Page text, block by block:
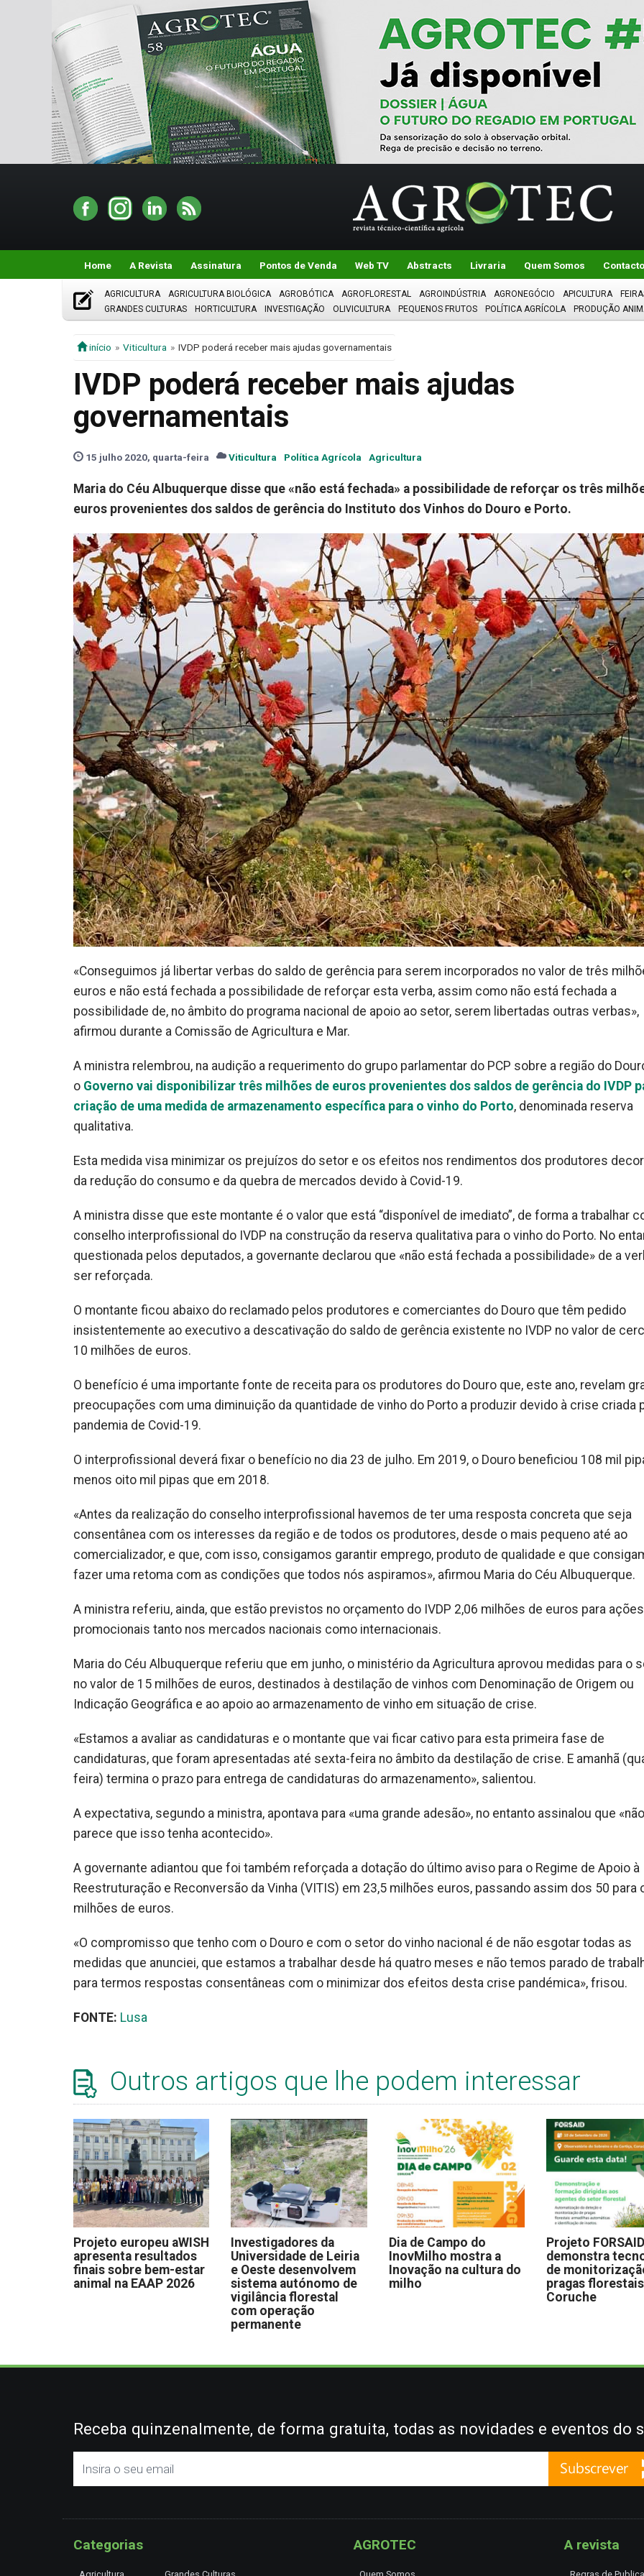
Home A Revista Assinatura Pontos de Venda Web TV Abstracts Livraria Quem Somos
AGRICULTURA AGRICULTURA BIOLÓGICA AGROBÓTICA AGROFLORESTAL AGROINDÚSTRIA AGRONEGÓCIO APICULTURA
GRANDES CULTURAS
HORTICULTURA INVESTIGAÇÃO OLIVICULTURA PEQUENOS FRUTOS POLÍTICA AGRÍCOLA PRODUÇÃO
início Viticultura IVDP poderá receber mais ajudas governamentais
IVDP poderá receber mais ajudas
governamentais
15 julho 2020, quarta-feira Viticultura Política Agrícola Agricultura
Maria do Céu Albuquerque disse que «não está fechada» a possibilidade de reforçar os três
euros provenientes dos saldos de gerência do Instituto dos Vinhos do Douro e Porto.
«Conseguimos já libertar verbas do saldo de gerência para serem incorporados no valor de três
euros e não está fechada a possibilidade de reforçar esta verba, assim como não está fechada a
possibilidade de, no âmbito do programa nacional de apoio ao setor, serem libertadas outras verbas»,
afirmou durante a Comissão de Agricultura e Mar.
A ministra relembrou, na audição a requerimento do grupo parlamentar do PCP sobre a região do
o Governo vai disponibilizar três milhões de euros provenientes dos saldos de gerência do IVDP
criação de uma medida de armazenamento específica para o vinho do Porto, denominada reserva
qualitativa.
Esta medida visa minimizar os prejuízos do setor e os efeitos nos rendimentos dos produtores
da redução do consumo e da quebra de mercados devido à Covid-19.
A ministra disse que este montante é o valor que está “disponível de imediato”, de forma a trabalhar
conselho interprofissional do IVDP na construção da reserva qualitativa para o vinho do Porto. No
questionada pelos deputados, a governante declarou que «não está fechada a possibilidade» de a
ser reforçada.
O montante ficou abaixo do reclamado pelos produtores e comerciantes do Douro que têm pedido
insistentemente ao executivo a descativação do saldo de gerência existente no IVDP no valor de
10 milhões de euros.
O benefício é uma importante fonte de receita para os produtores do Douro que, este ano, revelam
preocupações com uma diminuição da quantidade de vinho do Porto a produzir devido à crise criada
pandemia de Covid-19.
O interprofissional deverá fixar o benefício no dia 23 de julho. Em 2019, o Douro beneficiou 108 mil
menos oito mil pipas que em 2018.
«Antes da realização do conselho interprofissional havemos de ter uma resposta concreta que seja
consentânea com os interesses da região e de todos os produtores, desde o mais pequeno até ao
comercializador, e que, com isso, consigamos garantir emprego, produto de qualidade e que
fazer uma retoma com as condições que todos nós aspiramos», afirmou Maria do Céu Albuquerque.
A ministra referiu, ainda, que estão previstos no orçamento do IVDP 2,06 milhões de euros para ações
promocionais tanto nos mercados nacionais como internacionais.
Maria do Céu Albuquerque referiu que em junho, o ministério da Agricultura aprovou medidas para o
no valor de 15 milhões de euros, destinados à destilação de vinhos com Denominação de Origem ou
Indicação Geográfica e ao apoio ao armazenamento de vinho em situação de crise.
«Estamos a avaliar as candidaturas e o montante que vai ficar cativo para esta primeira fase de
candidaturas, que foram apresentadas até sexta-feira no âmbito da destilação de crise. E amanhã
feira) termina o prazo para entrega de candidaturas do armazenamento», salientou.
A expectativa, segundo a ministra, apontava para «uma grande adesão», no entanto assinalou que «não
parece que isso tenha acontecido».
A governante adiantou que foi também reforçada a dotação do último aviso para o Regime de Apoio à
Reestruturação e Reconversão da Vinha (VITIS) em 23,5 milhões euros, passando assim dos 50 para
milhões de euros.
«O compromisso que tenho com o Douro e com o setor do vinho nacional é de não esgotar todas as
medidas que anunciei, que estamos a trabalhar desde há quatro meses e não temos parado de
para termos respostas consentâneas com o minimizar dos efeitos desta crise pandémica», frisou.
FONTE: Lusa
Outros artigos que lhe podem interessar
Projeto europeu aWISH
apresenta resultados
finais sobre bem-estar
animal na EAAP 2026
Investigadores da
Universidade de Leiria
e Oeste desenvolvem
sistema autónomo de
vigilância florestal
com operação
permanente
Dia de Campo do
InovMilho mostra a
Inovação na cultura do
milho
Projeto FORSAID
demonstra
de
pragas
Coruche
Receba quinzenalmente, de forma gratuita, todas as novidades e eventos do
Categorias AGROTEC A revista